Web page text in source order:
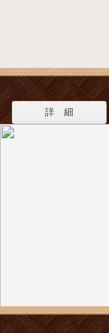
詳 細